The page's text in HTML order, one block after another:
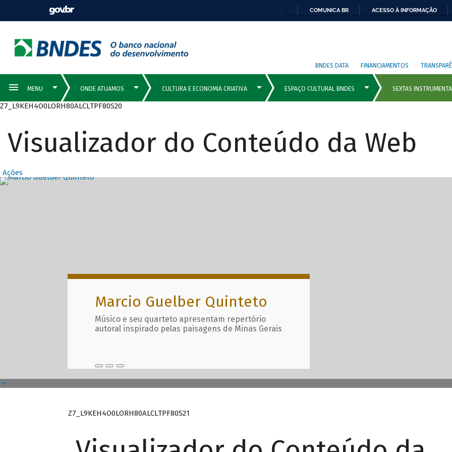
COMUNICA BR ACESSO À INFORMAÇÃO
BNDES DATA FINANCIAMENTOS
Z7_L9KEH4O0LORH80ALCLTPF80S20
Visualizador do Conteúdo da Web
Ações
Destaques Principais com
Marcio Guelber Quinteto
Músico e seu quarteto apresentam repertório
autoral inspirado pelas paisagens de Minas Gerais
Z7_L9KEH4O0LORH80ALCLTPF80S21